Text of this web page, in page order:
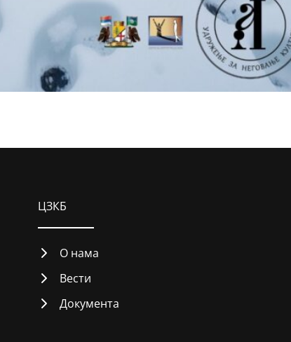
ЦЗКБ
О нама
Вести
Документа